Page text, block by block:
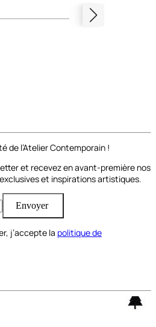
de l’Atelier Contemporain !
et recevez en avant-première nos
et inspirations artistiques.
Envoyer
j’accepte la politique de